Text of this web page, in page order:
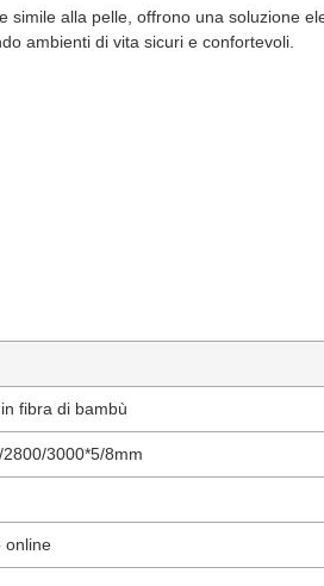
alla pelle, offrono una soluzione
ambienti di vita sicuri e confortevoli.
fibra di bambù
3000*5/8mm
online